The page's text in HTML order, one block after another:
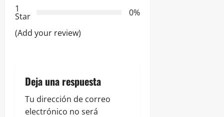
e
t
r
1
Star
0%
(Add your review)
Deja una respuesta
Tu dirección de correo
electrónico no será